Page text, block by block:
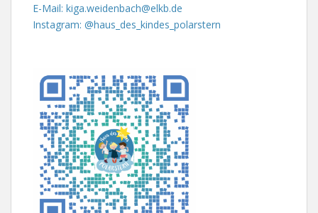
E-Mail: kiga.weidenbach@elkb.de
Instagram: @haus_des_kindes_polarstern